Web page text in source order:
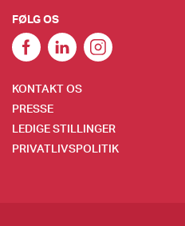
FØLG OS
KONTAKT OS
PRESSE
LEDIGE STILLINGER
PRIVATLIVSPOLITIK